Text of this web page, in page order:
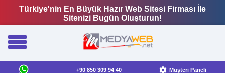
Türkiye'nin En Büyük Hazır Web Sitesi Firması İle
Sitenizi Bugün Oluşturun!
+90 850 309 94 40 Müşteri Paneli